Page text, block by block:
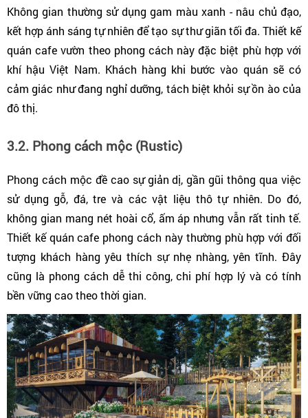
Không gian thường sử dụng gam màu xanh - nâu chủ đạo,
kết hợp ánh sáng tự nhiên để tạo sự thư giãn tối đa. Thiết kế
quán cafe vườn theo phong cách này đặc biệt phù hợp với
khí hậu Việt Nam. Khách hàng khi bước vào quán sẽ có
cảm giác như đang nghỉ dưỡng, tách biệt khỏi sự ồn ào của
đô thị.
3.2. Phong cách mộc (Rustic)
Phong cách mộc đề cao sự giản dị, gần gũi thông qua việc
sử dụng gỗ, đá, tre và các vật liệu thô tự nhiên. Do đó,
không gian mang nét hoài cổ, ấm áp nhưng vẫn rất tinh tế.
Thiết kế quán cafe phong cách này thường phù hợp với đối
tượng khách hàng yêu thích sự nhẹ nhàng, yên tĩnh. Đây
cũng là phong cách dễ thi công, chi phí hợp lý và có tính
bền vững cao theo thời gian.